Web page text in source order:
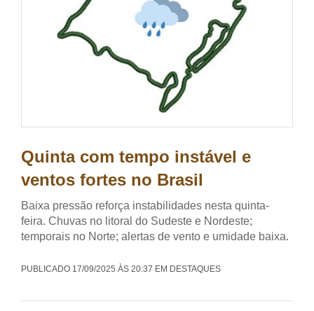
Quinta com tempo instável e
ventos fortes no Brasil
Baixa pressão reforça instabilidades nesta quinta-
feira. Chuvas no litoral do Sudeste e Nordeste;
temporais no Norte; alertas de vento e umidade baixa.
PUBLICADO 17/09/2025 ÀS 20:37 EM DESTAQUES